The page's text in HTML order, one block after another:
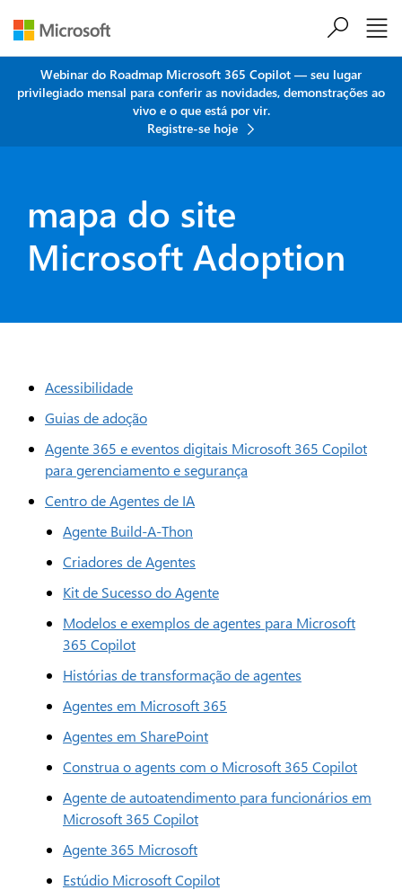
Webinar do Roadmap Microsoft 365 Copilot — seu lugar
privilegiado mensal para conferir as novidades, demonstrações ao
vivo e o que está por vir.
Registre-se hoje
mapa do site
Microsoft Adoption
Acessibilidade
Guias de adoção
Agente 365 e eventos digitais Microsoft 365 Copilot
para gerenciamento e segurança
Centro de Agentes de IA
Agente Build-A-Thon
Criadores de Agentes
Kit de Sucesso do Agente
Modelos e exemplos de agentes para Microsoft
365 Copilot
Histórias de transformação de agentes
Agentes em Microsoft 365
Agentes em SharePoint
Construa o agents com o Microsoft 365 Copilot
Agente de autoatendimento para funcionários em
Microsoft 365 Copilot
Agente 365 Microsoft
Estúdio Microsoft Copilot